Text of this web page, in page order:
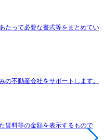
たって必要な書式等をまとめてい
の不動産会社をサポートします。
賃料等の金額を表示するもので